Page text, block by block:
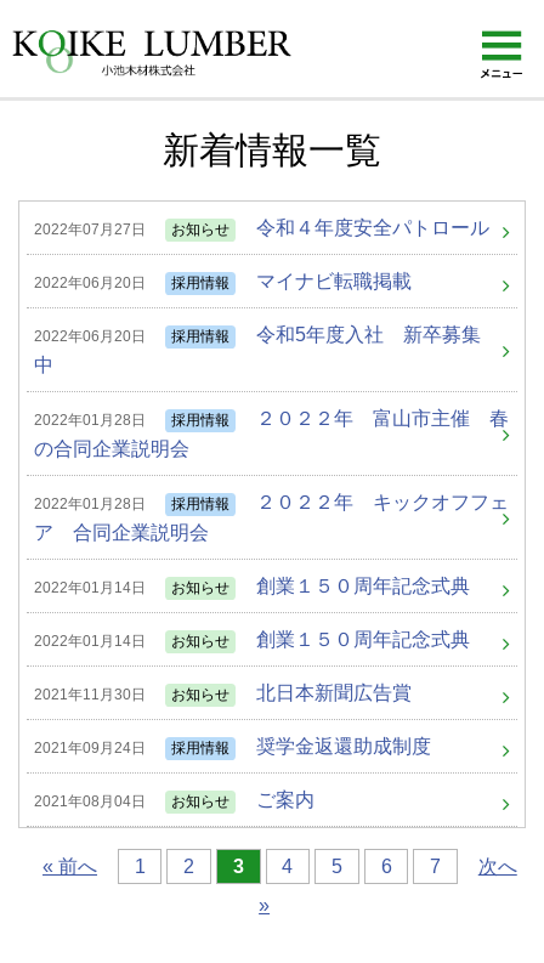
KOIKE LUMBER 小池木材株式会社
新着情報一覧
2022年07月27日 お知らせ 令和４年度安全パトロール
2022年06月20日 採用情報 マイナビ転職掲載
2022年06月20日 採用情報
令和5年度入社 新卒募集
中
2022年01月28日 採用情報
２０２２年 富山市主催 春
の合同企業説明会
2022年01月28日 採用情報
２０２２年 キックオフフェ
ア 合同企業説明会
2022年01月14日 お知らせ 創業１５０周年記念式典
2022年01月14日 お知らせ 創業１５０周年記念式典
2021年11月30日 お知らせ 北日本新聞広告賞
2021年09月24日 採用情報 奨学金返還助成制度
2021年08月04日 お知らせ ご案内
« 前へ 1 2 3 4 5 6 7
次へ
»